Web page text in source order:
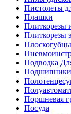
Пистолеты
Плашки
Плиткорезы
Плиткорезы
Подводка
Подшипники
Поршневая
Посуда